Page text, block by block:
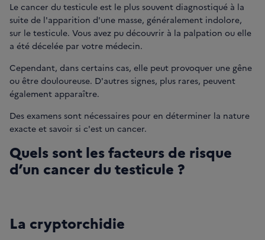
Le cancer du testicule est le plus souvent diagnostiqué à la
suite de l'apparition d'une masse, généralement indolore,
sur le testicule. Vous avez pu découvrir à la palpation ou elle
a été décelée par votre médecin.
Cependant, dans certains cas, elle peut provoquer une gêne
ou être douloureuse. D'autres signes, plus rares, peuvent
également apparaître.
Des examens sont nécessaires pour en déterminer la nature
exacte et savoir si c'est un cancer.
Quels sont les facteurs de risque
d’un cancer du testicule ?
La cryptorchidie